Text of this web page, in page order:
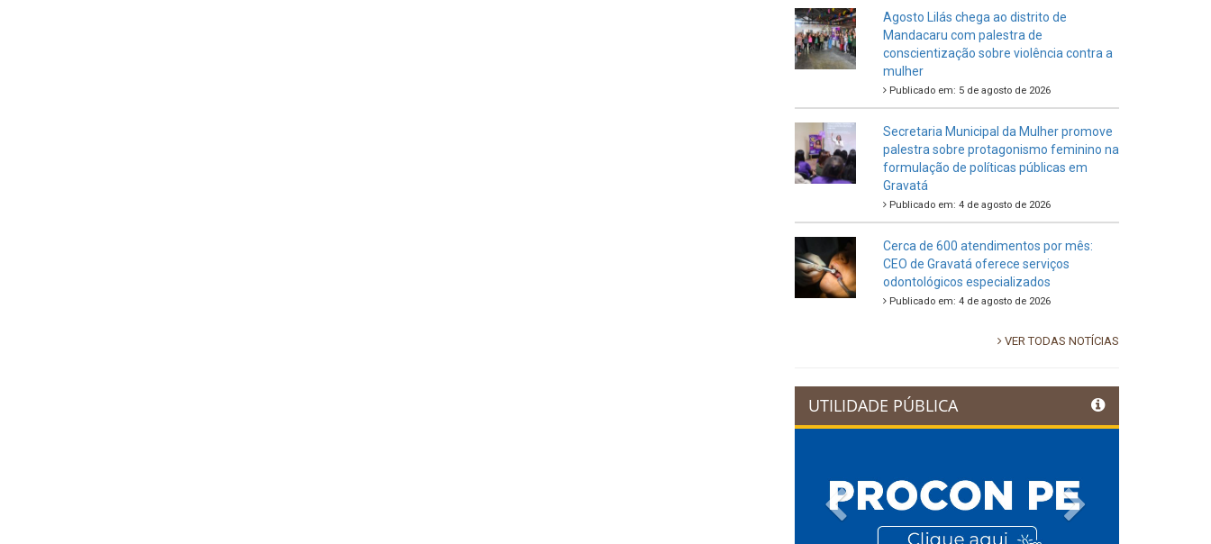
Agosto Lilás chega ao distrito de
Mandacaru com palestra de
conscientização sobre violência contra a
mulher
Publicado em: 5 de agosto de 2026
Secretaria Municipal da Mulher promove
palestra sobre protagonismo feminino na
formulação de políticas públicas em
Gravatá
Publicado em: 4 de agosto de 2026
Cerca de 600 atendimentos por mês:
CEO de Gravatá oferece serviços
odontológicos especializados
Publicado em: 4 de agosto de 2026
VER TODAS NOTÍCIAS
UTILIDADE PÚBLICA
Previous